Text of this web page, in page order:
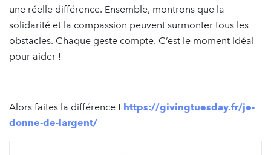
une réelle différence. Ensemble, montrons que la
solidarité et la compassion peuvent surmonter tous les
obstacles. Chaque geste compte. C’est le moment idéal
pour aider !
Alors faites la différence ! https://givingtuesday.fr/je-
donne-de-largent/